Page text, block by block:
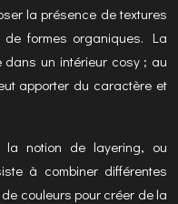
la présence de textures
formes organiques. La
dans un intérieur cosy ; au
apporter du caractère et
la notion de layering, ou
à combiner différentes
couleurs pour créer de la